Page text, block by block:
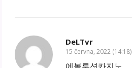
DeLTvr
15 června, 2022 (14:18)
에볼루션카지노